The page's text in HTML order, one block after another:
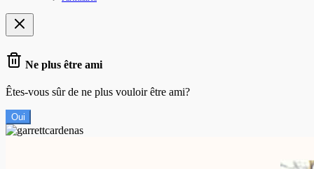
Ne plus être ami
Êtes-vous sûr de ne plus vouloir être ami?
Oui